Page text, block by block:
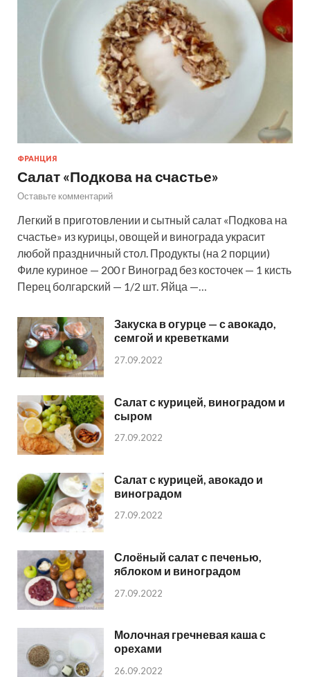
ФРАНЦИЯ
Салат «Подкова на счастье»
Оставьте комментарий
Легкий в приготовлении и сытный салат «Подкова на
счастье» из курицы, овощей и винограда украсит
любой праздничный стол. Продукты (на 2 порции)
Филе куриное — 200 г Виноград без косточек — 1 кисть
Перец болгарский — 1/2 шт. Яйца —…
Закуска в огурце — с авокадо,
семгой и креветками
27.09.2022
Салат с курицей, виноградом и
сыром
27.09.2022
Салат с курицей, авокадо и
виноградом
27.09.2022
Слоёный салат с печенью,
яблоком и виноградом
27.09.2022
Молочная гречневая каша с
орехами
26.09.2022